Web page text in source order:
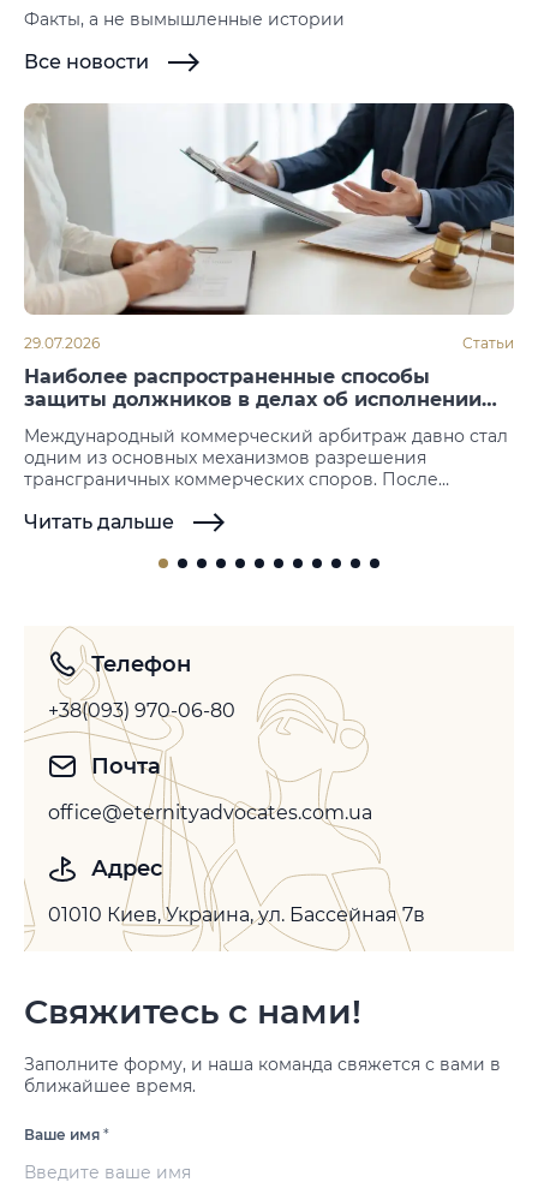
Факты, а не вымышленные истории
Все новости
29.07.2026 Статьи
Наиболее распространенные способы
защиты должников в делах об исполнении
Международный коммерческий арбитраж давно стал
одним из основных механизмов разрешения
трансграничных коммерческих споров. После
его принудительное исполнение. Именно на этой
должника, который пытается не допустить или
не предусматривает возможности повторного
рассмотрения спора по существу, однако допускает…
Читать дальше
Телефон
+38(093) 970-06-80
Почта
office@eternityadvocates.com.ua
Адрес
01010 Киев, Украина, ул. Бассейная 7в
Свяжитесь с нами!
Заполните форму, и наша команда свяжется с вами в
ближайшее время.
Ваше имя *